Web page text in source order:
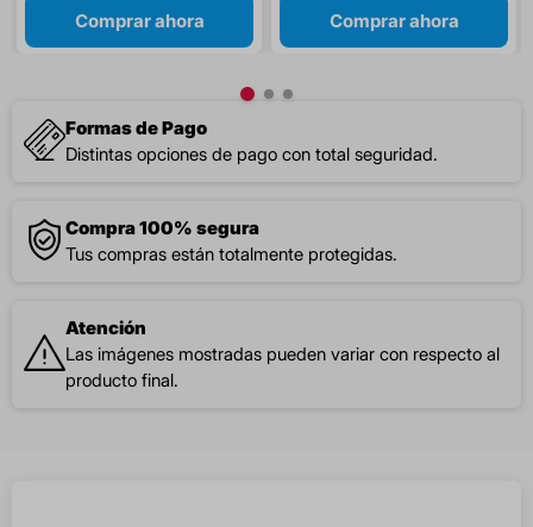
Comprar ahora Comprar ahora
Formas de Pago
Distintas opciones de pago con total seguridad.
Compra 100% segura
Tus compras están totalmente protegidas.
Atención
Las imágenes mostradas pueden variar con respecto al
producto final.